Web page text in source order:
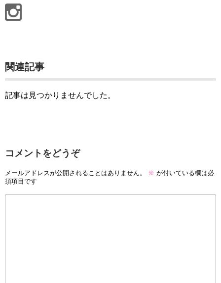
関連記事
記事は見つかりませんでした。
コメントをどうぞ
メールアドレスが公開されることはありません。 ※ が付いている欄は必
須項目です